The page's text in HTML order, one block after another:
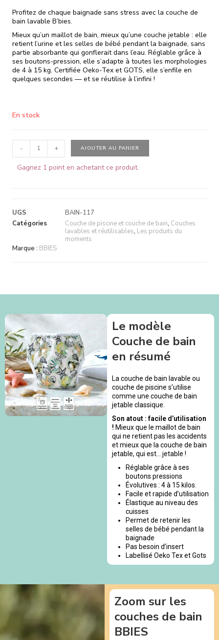
Profitez de chaque baignade sans stress avec la couche de
bain lavable B’bies.
Mieux qu’un maillot de bain, mieux qu’une couche jetable : elle
retient l’urine et les selles de bébé pendant la baignade, sans
partie absorbante qui gonflerait dans l’eau. Réglable grâce à
ses boutons-pression, elle s’adapte à toutes les morphologies
de 4 à 15 kg. Certifiée Oeko-Tex et GOTS, elle s’enfile en
quelques secondes — et se réutilise à l’infini !
En stock
- + AJOUTER AU PANIER
Gagnez 1 point en achetant ce produit.
UGS
BAIN-117
Catégories
Couche de piscine et couche de bain, Couches
lavables et réutilisables, Les produits du
moments
Marque : BBIES
Le modèle
Couche de bain
en résumé
La couche de bain lavable ou
couche de piscine s’utilise
comme une couche de bain
jetable classique.
Son atout : facile d’utilisation
! Mieux que le maillot de bain
qui ne retient pas les accidents
et mieux que la couche de bain
jetable, qui est… jetable !
Réglable grâce à ses
boutons pressions
Évolutives : 4 à 15 kilos.
Facile et rapide d’utilisation
Élastique au niveau des
cuisses
Permet de retenir les
selles de bébé pendant la
baignade
Pas besoin d’insert
Labellisé Oeko Tex et Gots
Zoom sur les
couches de bain
BBIES